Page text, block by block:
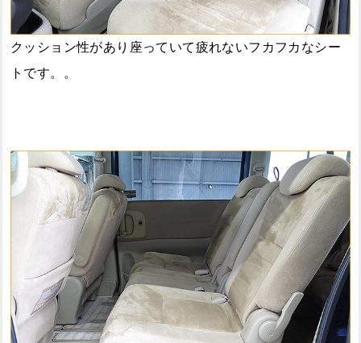
クッション性があり座っていて疲れないフカフカなシー
トです。。